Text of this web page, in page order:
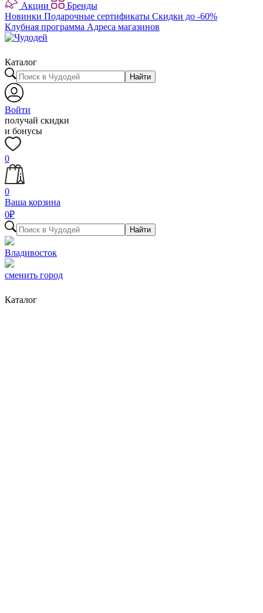
Акции
Бренды
Новинки Подарочные сертификаты Скидки до -60%
Клубная программа Адреса магазинов
Каталог
Найти
Войти
получай скидки
и бонусы
0
0
Ваша корзина
0₽
Найти
Владивосток
сменить город
Каталог